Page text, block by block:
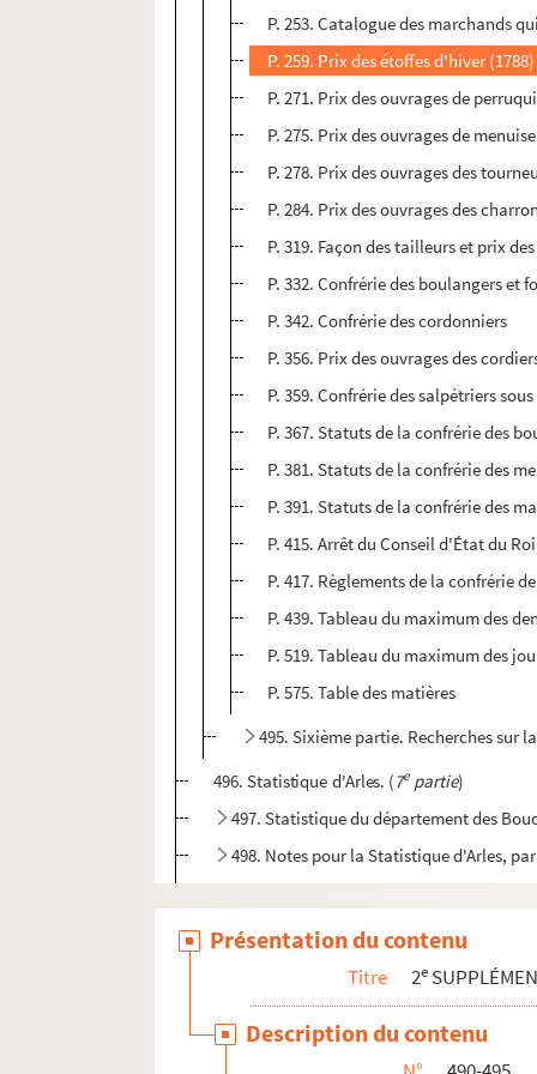
P. 253. Catalogue des marchands
P. 259. Prix des étoffes d'hiver (1788)
P. 271. Prix des ouvrages de
P. 275. Prix des ouvrages de
P. 278. Prix des ouvrages des
P. 284. Prix des ouvrages des
P. 319. Façon des tailleurs et prix
P. 332. Confrérie des boulangers et
P. 342. Confrérie des cordonniers
P. 356. Prix des ouvrages des
P. 359. Confrérie des salpétriers
P. 367. Statuts de la confrérie des
P. 381. Statuts de la confrérie des
P. 391. Statuts de la confrérie des
P. 415. Arrêt du Conseil d'État du
P. 417. Règlements de la confrérie
P. 439. Tableau du maximum des
P. 519. Tableau du maximum des
P. 575. Table des matières
495. Sixième partie. Recherches sur
496. Statistique d'Arles. (7e partie)
497. Statistique du département des
498. Notes pour la Statistique d'Arles,
500-507. « Brouillard des recherches
508. Amirauté et Sénéchaussée d'Arles
509. Registres de la « Cour royale et
510. Recueil de pièces et de notes par
Présentation du contenu
Titre 2e
Description du contenu